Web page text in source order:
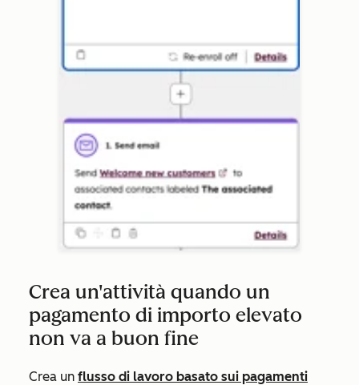
Crea un'attività quando un
pagamento di importo elevato
non va a buon fine
Crea un flusso di lavoro basato sui pagamenti